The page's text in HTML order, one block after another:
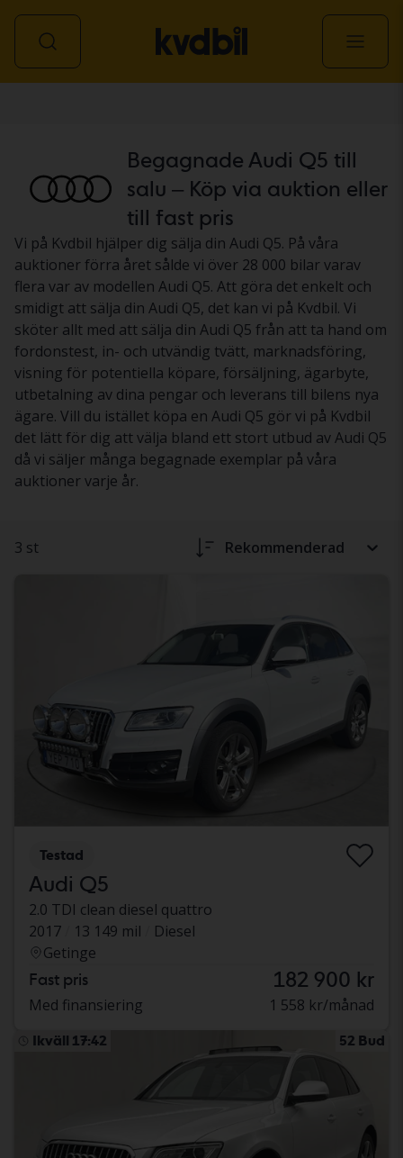
Begagnade Audi Q5 till
salu – Köp via auktion eller
till fast pris
Vi på Kvdbil hjälper dig sälja din Audi Q5. På våra
auktioner förra året sålde vi över 28 000 bilar varav
flera var av modellen Audi Q5. Att göra det enkelt och
smidigt att sälja din Audi Q5, det kan vi på Kvdbil. Vi
sköter allt med att sälja din Audi Q5 från att ta hand om
fordonstest, in- och utvändig tvätt, marknadsföring,
visning för potentiella köpare, försäljning, ägarbyte,
utbetalning av dina pengar och leverans till bilens nya
ägare. Vill du istället köpa en Audi Q5 gör vi på Kvdbil
det lätt för dig att välja bland ett stort utbud av Audi Q5
då vi säljer många begagnade exemplar på våra
auktioner varje år.
3 st Rekommenderad
Testad
Audi Q5
2.0 TDI clean diesel quattro
2017
13 149 mil
Diesel
Getinge
Fast pris 182 900 kr
Med finansiering 1 558 kr/månad
Ikväll 17:42 52 Bud